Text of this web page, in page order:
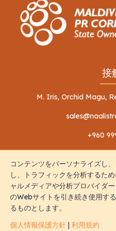
接
M. Iris, Orchid Magu,
+960
利用規約 個
コンテンツをパーソナライズし
し、トラフィックを分析するた
ャルメディアや分析プロバイダ
のWebサイトを引き続き使用す
るものとします。
個人情報保護方針 | 利用規約